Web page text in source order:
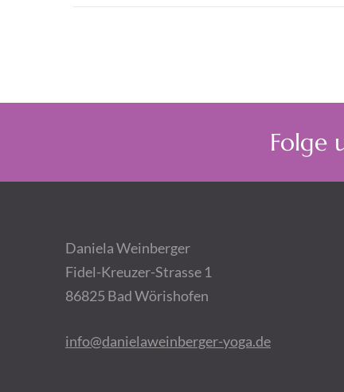
Folge
Daniela Weinberger
Fidel-Kreuzer-Strasse 1
86825 Bad Wörishofen
info@danielaweinberger-yoga.de